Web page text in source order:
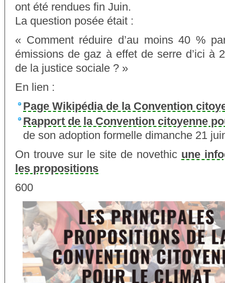
ont été rendues fin Juin.
La question posée était :
« Comment réduire d’au moins 40 %
émissions de gaz à effet de serre d’ici à
de la justice sociale ? »
En lien :
Page Wikipédia de la Convention
Rapport de la Convention citoyenne
de son adoption formelle dimanche 21
On trouve sur le site de novethic une
les propositions
600